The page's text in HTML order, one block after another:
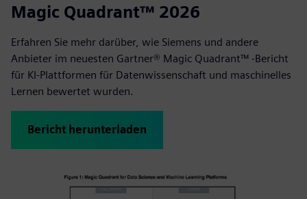
Magic Quadrant™ 2026
Erfahren Sie mehr darüber, wie Siemens und andere
Anbieter im neuesten Gartner® Magic Quadrant™ -Bericht
für KI-Plattformen für Datenwissenschaft und maschinelles
Lernen bewertet wurden.
Bericht herunterladen